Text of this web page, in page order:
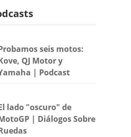
seis motos:
QJ Motor y
| Podcast
lado "oscuro" de
| Diálogos Sobre